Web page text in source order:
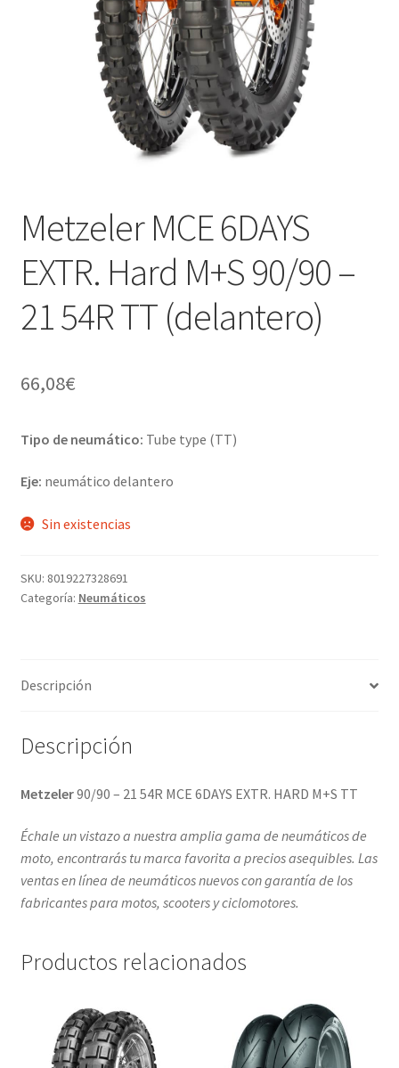
Metzeler MCE 6DAYS
EXTR. Hard M+S 90/90 –
21 54R TT (delantero)
66,08€
Tipo de neumático: Tube type (TT)
Eje: neumático delantero
Sin existencias
SKU: 8019227328691
Categoría: Neumáticos
Descripción
Descripción
Metzeler90/90 – 21 54R MCE 6DAYS EXTR. HARD M+S TT
Échale un vistazo a nuestra amplia gama de neumáticos de
moto, encontrarás tu marca favorita a precios asequibles. Las
ventas en línea de neumáticos nuevos con garantía de los
fabricantes para motos, scooters y ciclomotores.
Productos relacionados